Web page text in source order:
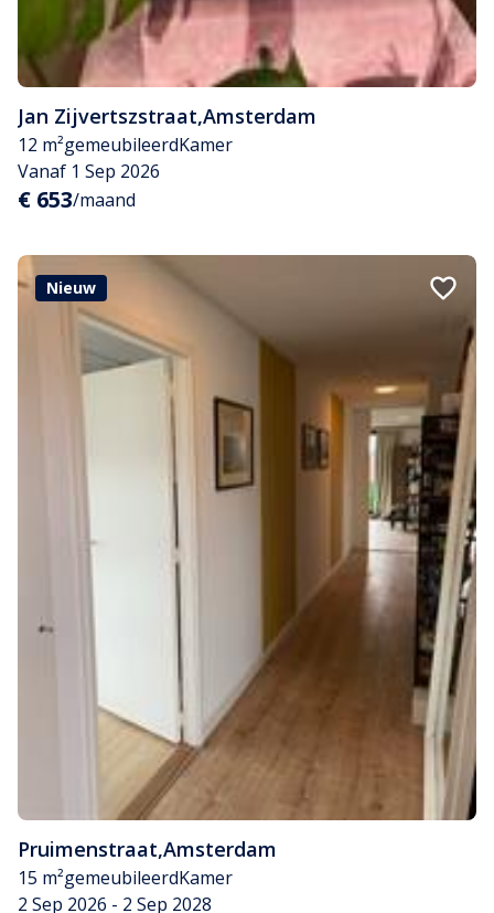
Jan Zijvertszstraat,Amsterdam
12 m²gemeubileerdKamer
Vanaf 1 Sep 2026
€ 653/maand
Nieuw
Pruimenstraat,Amsterdam
15 m²gemeubileerdKamer
2 Sep 2026 - 2 Sep 2028